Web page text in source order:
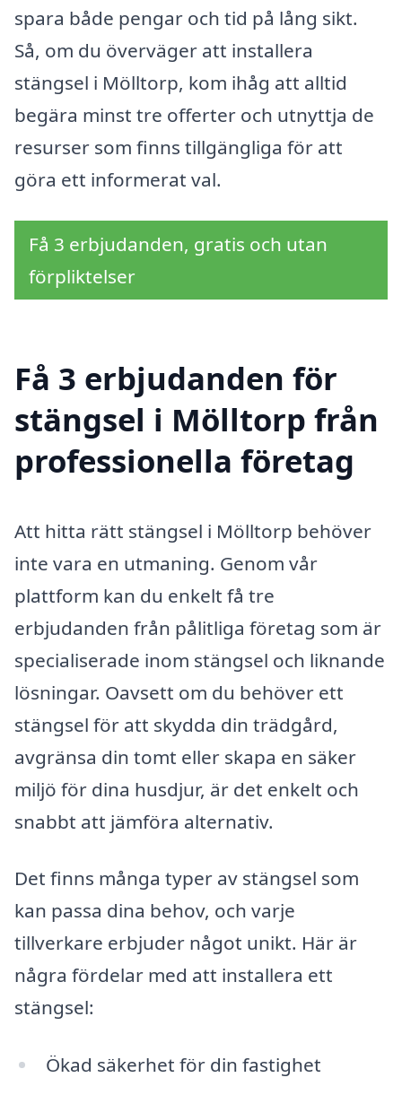
spara både pengar och tid på lång sikt.
Så, om du överväger att installera
stängsel i Mölltorp, kom ihåg att alltid
begära minst tre offerter och utnyttja de
resurser som finns tillgängliga för att
göra ett informerat val.
Få 3 erbjudanden, gratis och utan
förpliktelser
Få 3 erbjudanden för
stängsel i Mölltorp från
professionella företag
Att hitta rätt stängsel i Mölltorp behöver
inte vara en utmaning. Genom vår
plattform kan du enkelt få tre
erbjudanden från pålitliga företag som är
specialiserade inom stängsel och liknande
lösningar. Oavsett om du behöver ett
stängsel för att skydda din trädgård,
avgränsa din tomt eller skapa en säker
miljö för dina husdjur, är det enkelt och
snabbt att jämföra alternativ.
Det finns många typer av stängsel som
kan passa dina behov, och varje
tillverkare erbjuder något unikt. Här är
några fördelar med att installera ett
stängsel:
Ökad säkerhet för din fastighet